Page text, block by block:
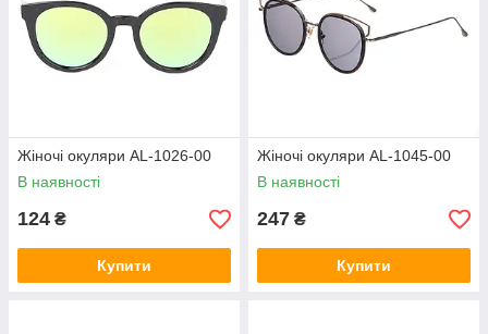
Жіночі окуляри AL-1026-00
В наявності
124 ₴
Купити
Жіночі окуляри AL-1045-00
В наявності
247 ₴
Купити